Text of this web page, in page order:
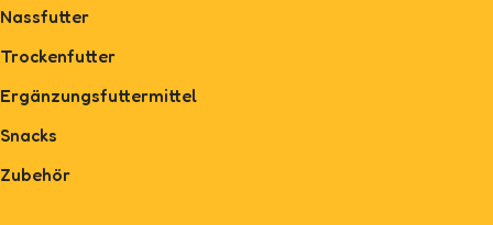
Nassfutter
Trockenfutter
Ergänzungsfuttermittel
Snacks
Zubehör